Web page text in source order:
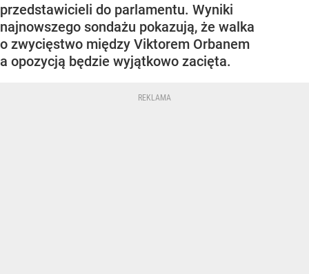
przedstawicieli do parlamentu. Wyniki
najnowszego sondażu pokazują, że walka
o zwycięstwo między Viktorem Orbanem
a opozycją będzie wyjątkowo zacięta.